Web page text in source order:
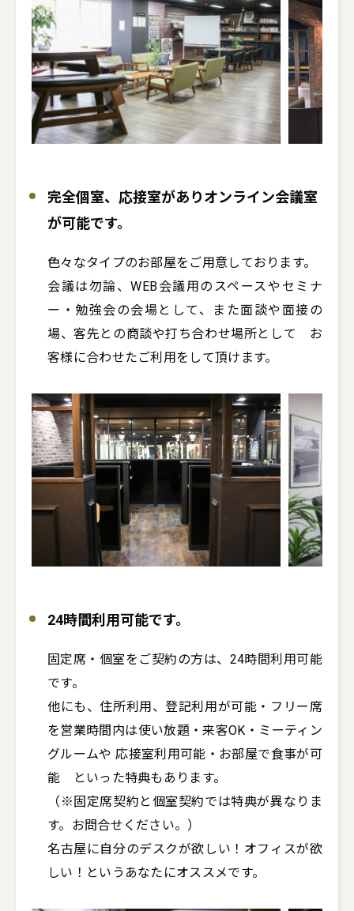
完全個室、応接室がありオンライン会議室
が可能です。
色々なタイプのお部屋をご用意しております。
会議は勿論、WEB会議用のスペースやセミナ
ー・勉強会の会場として、また面談や面接の
場、客先との商談や打ち合わせ場所として　お
客様に合わせたご利用をして頂けます。
24時間利用可能です。
固定席・個室をご契約の方は、24時間利用可能
です。
他にも、住所利用、登記利用が可能・フリー席
を営業時間内は使い放題・来客OK・ミーティン
グルームや 応接室利用可能・お部屋で食事が可
能　といった特典もあります。
（※固定席契約と個室契約では特典が異なりま
す。お問合せください。）
名古屋に自分のデスクが欲しい！オフィスが欲